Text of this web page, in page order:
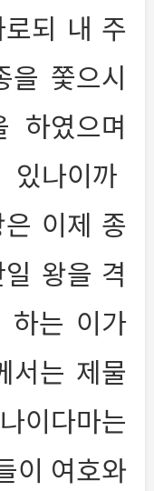
되 내 주
을 쫓으시
하였으며
나이까
이제 종
왕을 격
하는 이가
서는 제물
이다마는
이 여호와